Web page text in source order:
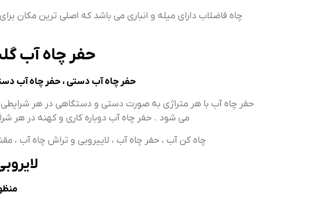
چاه فاضلاب دارای میله و انباری می باشد که اصلی ترین مکان
حفر چاه آب
حفر چاه آب دستی ، حفر چاه آب
حفر چاه آب با هر متراژی به صورت دستی و دستگاهی در هر شرایطی
می شود . حفر چاه آب دوباره کاری و کهنه در هر
چاه کن آب ، حفر چاه آب ، لاییروبی و تراش چاه آب ،